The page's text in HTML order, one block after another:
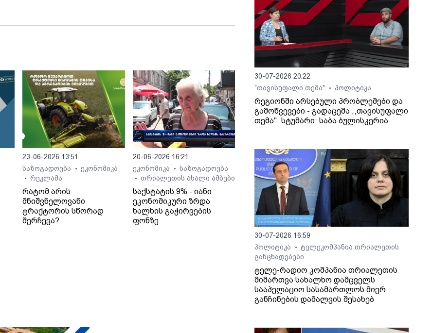
23-06-2026 13:51
საზოგადოება
• ეკონომიკა
• რეკლამა
რატომ არის
მნიშვნელოვანი
ტრაქტორის სწორად
შერჩევა?
20-06-2026 16:21
ეკონომიკა
• საზოგადოება
• თრიალეთის ახალი ამბები
საქსტატის 9% - იანი
ეკონომიკური ზრდა
ხალხის გაჭირვების
ფონზე
30-07-2026 20:22
"თავისუფალი თემა"
• პოლიტიკა
რეგიონში არსებული პრობლემები და
გამოწვევები - გადაცემა ,,თავისუფალი
თემა". სტუმარი: საბა ბულისკერია
30-07-2026 16:59
პოლიტიკა
•
ტელეკომპანია თრიალეთის
განცხადებები
ტელე-რადიო კომპანია თრიალეთის
მიმართვა სახალხო დამცველს
სააპელაციო სასამართლოს მიერ
განჩინების დამალვის შესახებ